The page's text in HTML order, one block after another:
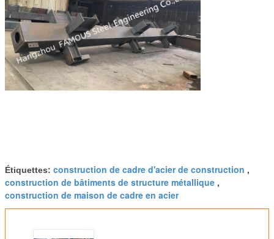
Étiquettes: construction de cadre d'acier de construction ,
construction de bâtiments de structure métallique ,
construction de maison de cadre en acier